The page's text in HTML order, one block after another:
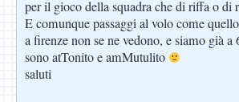
per il gioco della squadra che di riffa o di
E comunque passaggi al volo come
a firenze non se ne vedono, e siamo già a
sono atTonito e amMutulito
saluti